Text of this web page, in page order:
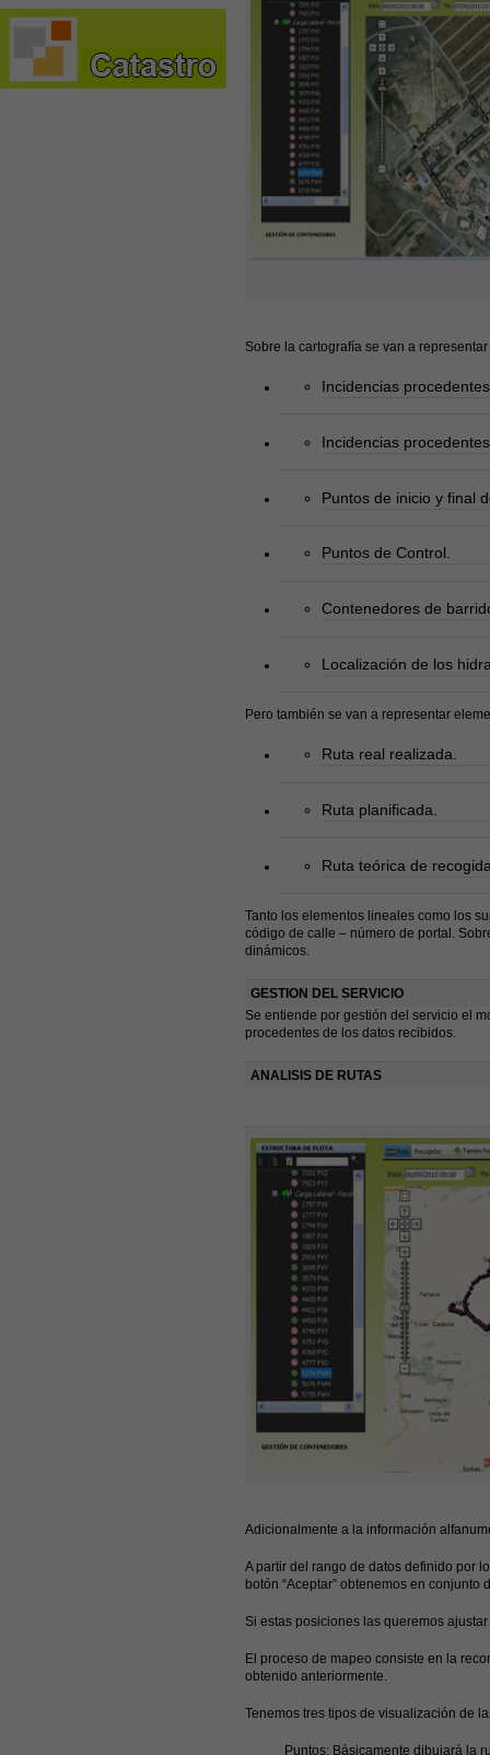
Sobre la cartografía se van a
Incidencias
Incidencias
Puntos de inicio y final
Puntos de Control.
Contenedores de
Localización de los
Pero también se van a representar
Ruta real realizada.
Ruta planificada.
Ruta teórica de
Tanto los elementos lineales como los
código de calle – número de portal.
dinámicos.
GESTION DEL SERVICIO
Se entiende por gestión del servicio el
procedentes de los datos recibidos.
ANALISIS DE RUTAS
Adicionalmente a la información
A partir del rango de datos definido por
botón “Aceptar” obtenemos en
Si estas posiciones las queremos
El proceso de mapeo consiste en la
obtenido anteriormente.
Tenemos tres tipos de visualización de
Puntos: Básicamente dibujará la